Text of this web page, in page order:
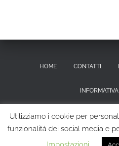
HOME CONTATTI
RICHIESTA
Hestia |
Utilizziamo i cookie per
funzionalità dei social media e